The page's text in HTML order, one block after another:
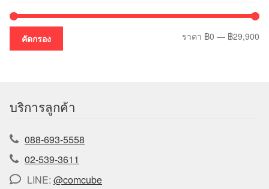
คัดกรอง ราคา ฿0 — ฿29,900
บริการลูกค้า
088-693-5558
02-539-3611
LINE: @comcube